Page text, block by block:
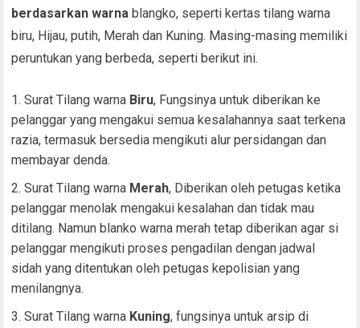
berdasarkan warna blangko, seperti kertas tilang warna
biru, Hijau, putih, Merah dan Kuning. Masing-masing memiliki
peruntukan yang berbeda, seperti berikut ini.
Surat Tilang warna Biru, Fungsinya untuk diberikan ke
pelanggar yang mengakui semua kesalahannya saat terkena
razia, termasuk bersedia mengikuti alur persidangan dan
membayar denda.
Surat Tilang warna Merah, Diberikan oleh petugas ketika
pelanggar menolak mengakui kesalahan dan tidak mau
ditilang. Namun blanko warna merah tetap diberikan agar si
pelanggar mengikuti proses pengadilan dengan jadwal
sidah yang ditentukan oleh petugas kepolisian yang
menilangnya.
Surat Tilang warna Kuning, fungsinya untuk arsip di